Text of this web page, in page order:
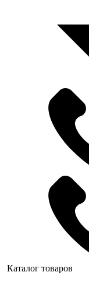
Каталог товаров